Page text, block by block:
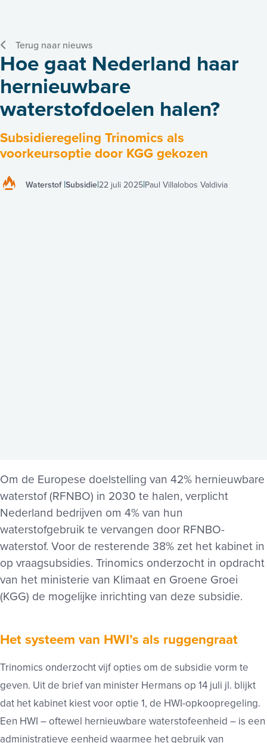
Terug naar nieuws
Hoe gaat Nederland haar
hernieuwbare
waterstofdoelen halen?
Subsidieregeling Trinomics als
voorkeursoptie door KGG gekozen
Waterstof Subsidie 22 juli 2025 Paul Villalobos Valdivia
Om de Europese doelstelling van 42% hernieuwbare
waterstof (RFNBO) in 2030 te halen, verplicht
Nederland bedrijven om 4% van hun
waterstofgebruik te vervangen door RFNBO-
waterstof. Voor de resterende 38% zet het kabinet in
op vraagsubsidies. Trinomics onderzocht in opdracht
van het ministerie van Klimaat en Groene Groei
(KGG) de mogelijke inrichting van deze subsidie.
Het systeem van HWI’s als ruggengraat
Trinomics onderzocht vijf opties om de subsidie vorm te
geven. Uit de brief van minister Hermans op 14 juli jl. blijkt
dat het kabinet kiest voor optie 1, de HWI-opkoopregeling.
Een HWI – oftewel hernieuwbare waterstofeenheid – is een
administratieve eenheid waarmee het gebruik van